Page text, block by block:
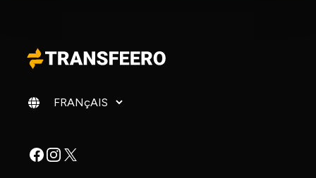
Changer de langue
Facebook
Instagram
X